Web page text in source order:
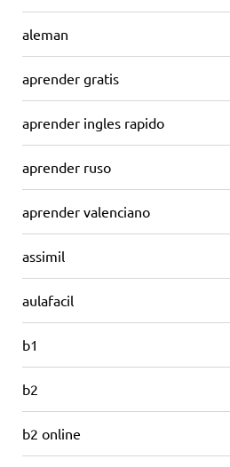
aleman
aprender gratis
aprender ingles rapido
aprender ruso
aprender valenciano
assimil
aulafacil
b1
b2
b2 online